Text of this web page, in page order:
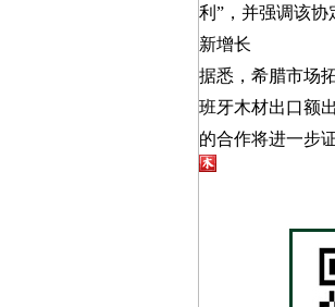
利”，并强调该
新增长
据悉，希腊市场
班牙木材出口额
的合作将进一步